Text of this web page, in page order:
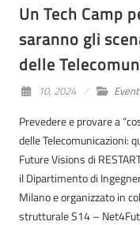
Un Tech Camp
saranno gli
delle
10, 2024
Prevedere e provare a
delle Telecomunicazioni:
Future Visions di
il Dipartimento di
Milano e organizzato in
strutturale S14 –